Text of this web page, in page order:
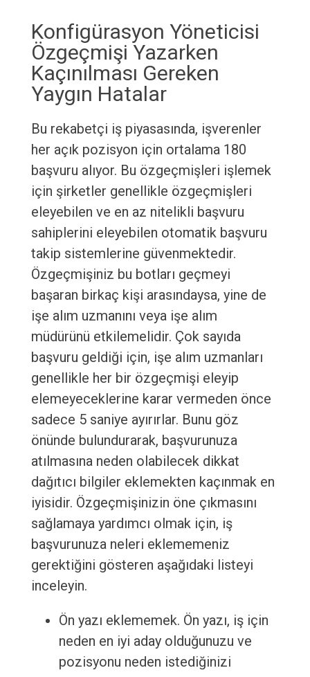
Konfigürasyon Yöneticisi
Özgeçmişi Yazarken
Kaçınılması Gereken
Yaygın Hatalar
Bu rekabetçi iş piyasasında, işverenler
her açık pozisyon için ortalama 180
başvuru alıyor. Bu özgeçmişleri işlemek
için şirketler genellikle özgeçmişleri
eleyebilen ve en az nitelikli başvuru
sahiplerini eleyebilen otomatik başvuru
takip sistemlerine güvenmektedir.
Özgeçmişiniz bu botları geçmeyi
başaran birkaç kişi arasındaysa, yine de
işe alım uzmanını veya işe alım
müdürünü etkilemelidir. Çok sayıda
başvuru geldiği için, işe alım uzmanları
genellikle her bir özgeçmişi eleyip
elemeyeceklerine karar vermeden önce
sadece 5 saniye ayırırlar. Bunu göz
önünde bulundurarak, başvurunuza
atılmasına neden olabilecek dikkat
dağıtıcı bilgiler eklemekten kaçınmak en
iyisidir. Özgeçmişinizin öne çıkmasını
sağlamaya yardımcı olmak için, iş
başvurunuza neleri eklememeniz
gerektiğini gösteren aşağıdaki listeyi
inceleyin.
Ön yazı eklememek. Ön yazı, iş için
neden en iyi aday olduğunuzu ve
pozisyonu neden istediğinizi